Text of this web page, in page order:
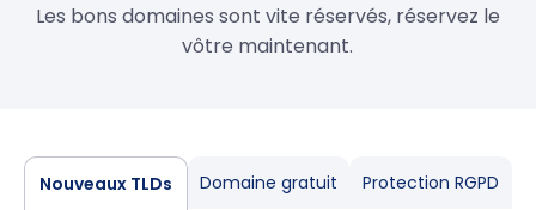
Les bons domaines sont vite réservés, réservez le
vôtre maintenant.
Nouveaux TLDs Domaine gratuit Protection RGPD